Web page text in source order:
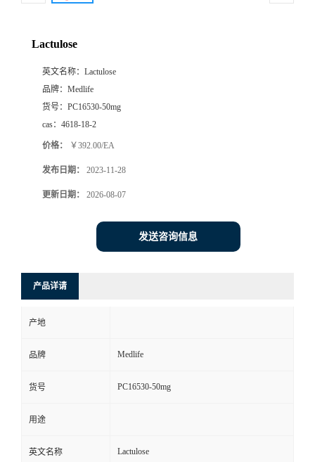
Lactulose
英文名称： Lactulose
品牌： Medlife
货号： PC16530-50mg
cas： 4618-18-2
价格： ￥392.00/EA
发布日期： 2023-11-28
更新日期： 2026-08-07
发送咨询信息
产品详请
产地
品牌 Medlife
货号 PC16530-50mg
用途
英文名称 Lactulose